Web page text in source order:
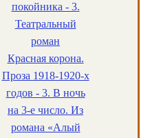
покойника - 3.
Театральный
роман
Красная корона.
Проза 1918-1920-х
годов - 3. В ночь
на 3-е число. Из
романа «Алый